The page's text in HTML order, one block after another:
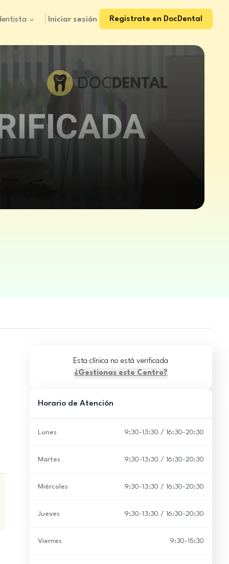
Iniciar sesión Registrate en DocDental
Esta clínica no está verificada
¿Gestionas este Centro?
Horario de Atención
Lunes 9:30-13:30 / 16:30-20:30
Martes 9:30-13:30 / 16:30-20:30
Miércoles 9:30-13:30 / 16:30-20:30
Jueves 9:30-13:30 / 16:30-20:30
Viernes 9:30-15:30